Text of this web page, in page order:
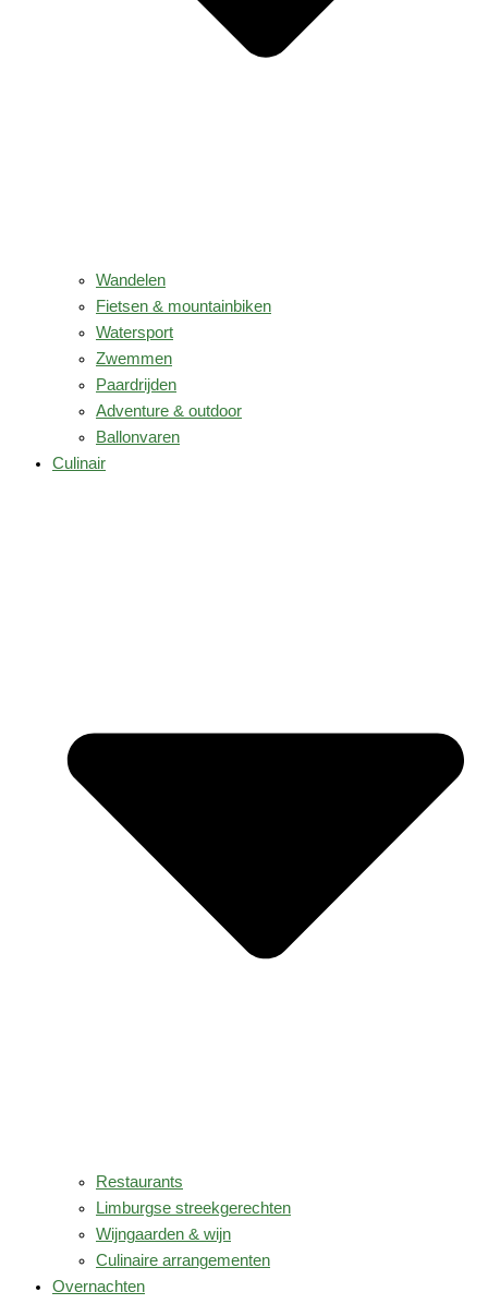
Wandelen
Fietsen & mountainbiken
Watersport
Zwemmen
Paardrijden
Adventure & outdoor
Ballonvaren
Culinair
Restaurants
Limburgse streekgerechten
Wijngaarden & wijn
Culinaire arrangementen
Overnachten